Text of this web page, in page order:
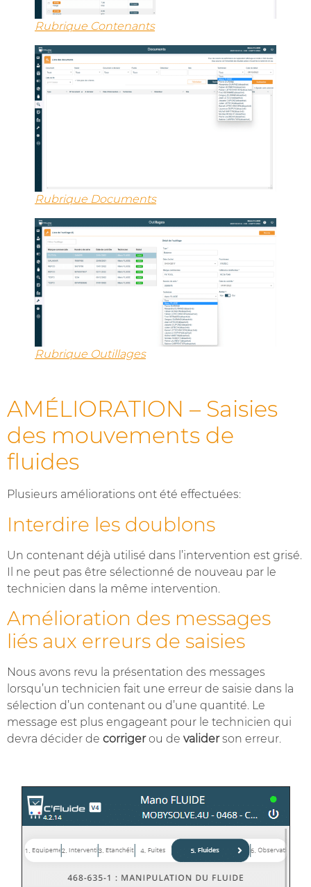
Rubrique Contenants
Rubrique Documents
Rubrique Outillages
AMÉLIORATION – Saisies
des mouvements de
fluides
Plusieurs améliorations ont été effectuées:
Interdire les doublons
Un contenant déjà utilisé dans l’intervention est grisé.
Il ne peut pas être sélectionné de nouveau par le
technicien dans la même intervention.
Amélioration des messages
liés aux erreurs de saisies
Nous avons revu la présentation des messages
lorsqu’un technicien fait une erreur de saisie dans la
sélection d’un contenant ou d’une quantité. Le
message est plus engageant pour le technicien qui
devra décider de corrigerou de validerson erreur.